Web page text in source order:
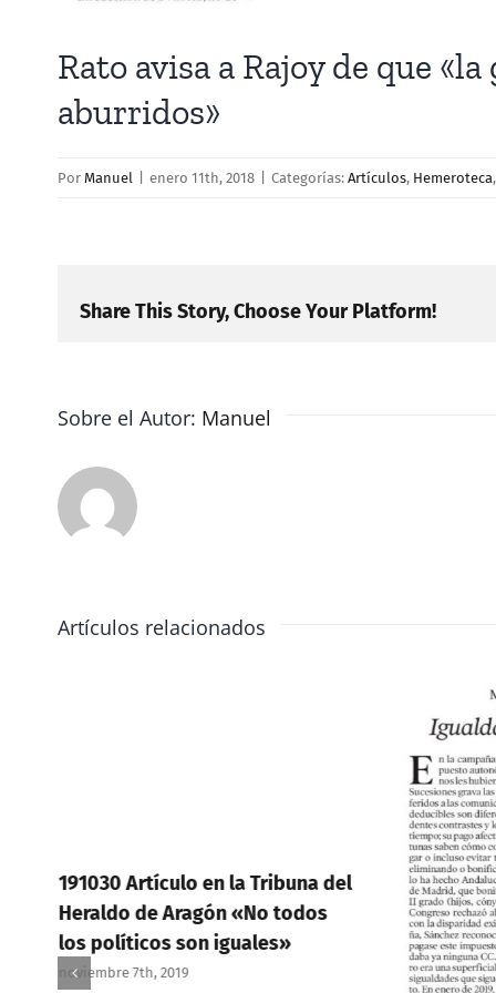
Rato avisa a Rajoy de que
aburridos»
Por Manuel enero 11th, 2018 Categorías: Artículos, Hemeroteca,
Share This Story, Choose Your Platform!
Sobre el Autor: Manuel
Artículos relacionados
191030 Artículo en la Tribuna del
Heraldo de Aragón «No todos
los políticos son iguales»
noviembre 7th, 2019